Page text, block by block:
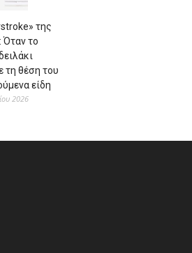
της
Όταν το
θέση του
είδη
2026